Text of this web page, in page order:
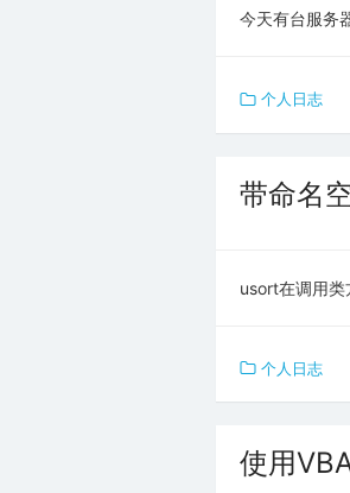
今天有台服务
个人日志
带命名
usort在调用
个人日志
使用